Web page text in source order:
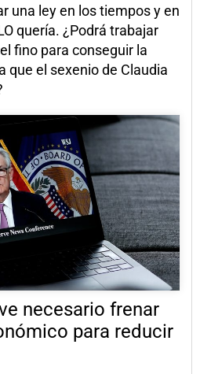
una ley en los tiempos y en
quería. ¿Podrá trabajar
fino para conseguir la
que el sexenio de Claudia
necesario frenar
para reducir